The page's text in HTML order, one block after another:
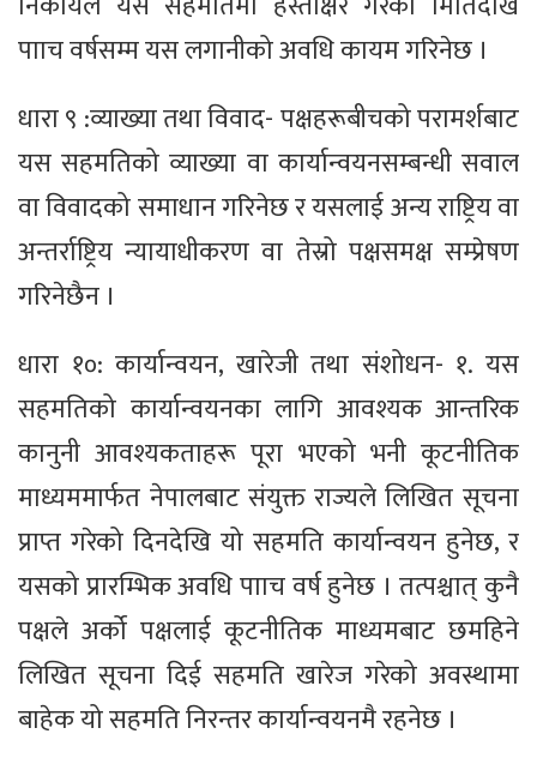
पााच वर्षसम्म यस लगानीको अवधि कायम गरिनेछ ।
धारा ९ :व्याख्या तथा विवाद- पक्षहरूबीचको परामर्शबाट
यस सहमतिको व्याख्या वा कार्यान्वयनसम्बन्धी सवाल
वा विवादको समाधान गरिनेछ र यसलाई अन्य राष्ट्रिय वा
अन्तर्राष्ट्रिय न्यायाधीकरण वा तेस्रो पक्षसमक्ष सम्प्रेषण
गरिनेछैन ।
धारा १०: कार्यान्वयन, खारेजी तथा संशोधन- १. यस
सहमतिको कार्यान्वयनका लागि आवश्यक आन्तरिक
कानुनी आवश्यकताहरू पूरा भएको भनी कूटनीतिक
माध्यममार्फत नेपालबाट संयुक्त राज्यले लिखित सूचना
प्राप्त गरेको दिनदेखि यो सहमति कार्यान्वयन हुनेछ, र
यसको प्रारम्भिक अवधि पााच वर्ष हुनेछ । तत्पश्चात् कुनै
पक्षले अर्को पक्षलाई कूटनीतिक माध्यमबाट छमहिने
लिखित सूचना दिई सहमति खारेज गरेको अवस्थामा
बाहेक यो सहमति निरन्तर कार्यान्वयनमै रहनेछ ।